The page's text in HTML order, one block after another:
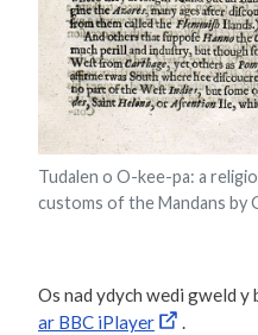
Tudalen o O-kee-pa: a
customs of the Mandans by
Os nad ydych wedi gweld y
ar BBC iPlayer
.